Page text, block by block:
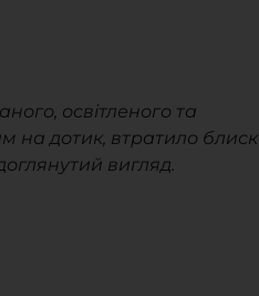
освітленого та
на дотик, втратило блиск
вигляд.